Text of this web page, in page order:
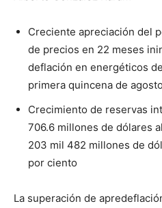
Creciente apreciación del
de precios en 22 meses
deflación en energéticos
primera quincena de
Crecimiento de reservas
706.6 millones de dólares
203 mil 482 millones de
por ciento
La superación de